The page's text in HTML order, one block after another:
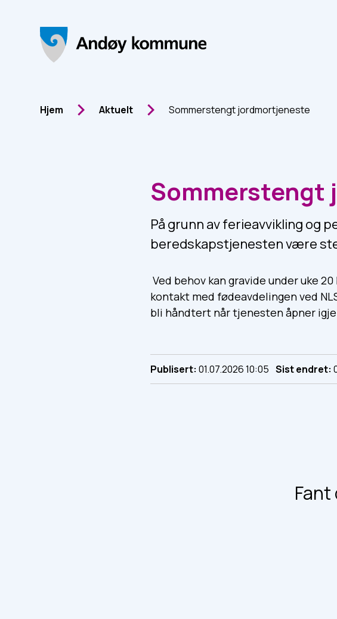
Du er her:
Hjem Aktuelt Sommerstengt jordmortjeneste
På grunn av ferieavvikling og
beredskapstjenesten være
Ved behov kan gravide under uke
kontakt med fødeavdelingen ved
bli håndtert når tjenesten åpner
Publisert 01.07.2026 10:05 Sist endret